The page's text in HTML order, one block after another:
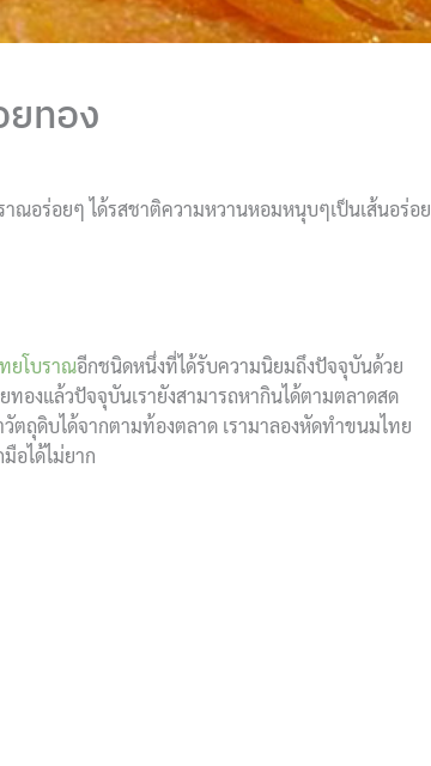
ทอง
ณอร่อยๆ ได้รสชาติความหวานหอมหนุบๆเป็นเส้นอร่อย
ยโบราณอีกชนิดหนึ่งที่ได้รับความนิยมถึงปัจจุบันด้วย
องแล้วปัจจุบันเรายังสามารถหากินได้ตามตลาดสด
ตถุดิบได้จากตามท้องตลาด เรามาลองหัดทำขนมไทย
อได้ไม่ยาก